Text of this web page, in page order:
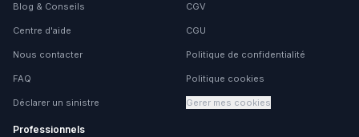
Blog & Conseils
Centre d'aide
Nous contacter
FAQ
Déclarer un sinistre
CGV
CGU
Politique de confidentialité
Politique cookies
Gerer mes cookies
Professionnels